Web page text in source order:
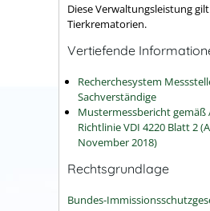
Diese Verwaltungsleistung
Tierkrematorien.
Vertiefende
Recherchesystem
Sachverständige
Mustermessbericht gemäß
Richtlinie VDI 4220 Blatt 2
November 2018)
Rechtsgrundlage
Bundes-